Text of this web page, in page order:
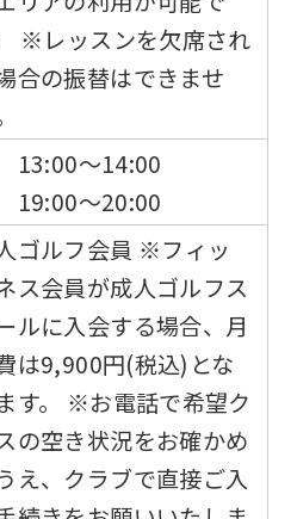
※レッスンを欠席され
合の振替はできませ
〜14:00
〜20:00
ゴルフ会員 ※フィッ
ス会員が成人ゴルフス
ルに入会する場合、月
は9,900円(税込)とな
す。 ※お電話で希望ク
の空き状況をお確かめ
え、クラブで直接ご入
return
to
the
top
page.
However,
if
you
use
an
automatic
translation
service,